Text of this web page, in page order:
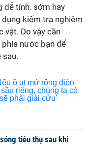
dễ tính. sớm hay
kiểm tra nghiêm
vật. Do vậy cần
phía nước bạn để
sau.
tiêu thụ sau khi